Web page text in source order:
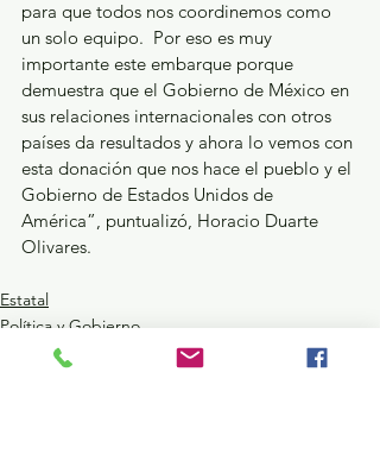
para que todos nos coordinemos como
un solo equipo.  Por eso es muy
importante este embarque porque
demuestra que el Gobierno de México en
sus relaciones internacionales con otros
países da resultados y ahora lo vemos con
esta donación que nos hace el pueblo y el
Gobierno de Estados Unidos de
América”, puntualizó, Horacio Duarte
Olivares.
Estatal
Política y Gobierno